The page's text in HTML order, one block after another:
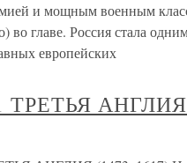
и мощным военным
во главе. Россия стала
европейских
ТРЕТЬЯ АНГЛИЯ